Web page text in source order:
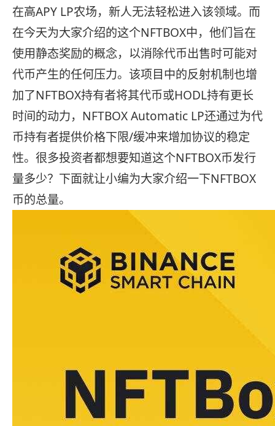
在高APY LP农场，新人无法轻松进入该领域。而
在今天为大家介绍的这个NFTBOX中，他们旨在
使用静态奖励的概念，以消除代币出售时可能对
代币产生的任何压力。该项目中的反射机制也增
加了NFTBOX持有者将其代币或HODL持有更长
时间的动力，NFTBOX Automatic LP还通过为代
币持有者提供价格下限/缓冲来增加协议的稳定
性。很多投资者都想要知道这个NFTBOX币发行
量多少？下面就让小编为大家介绍一下NFTBOX
币的总量。